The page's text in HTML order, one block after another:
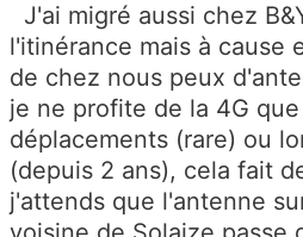
J'ai migré aussi chez
l'itinérance mais à cause
de chez nous peux
je ne profite de la 4G
déplacements (rare) ou
(depuis 2 ans), cela fait
j'attends que l'antenne